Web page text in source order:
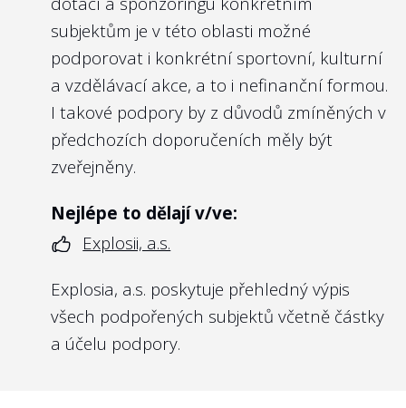
https://platy.hlidacstatu.cz/urednici/detail/
Dovolíme si i příklad z Německa, kde se
státní firmy řídí i kodexemPublic Corporate
Governance Kodex des Bundes(viz kapitola
7). Zde příkladzveřejnění odměn u
představenstva a dozorčí rady Deutsche
Bahn
na dobu určitou?
Doporučení:
Management se smlouvami na dobu
subjektům je v této oblasti možné
podporovat i konkrétní sportovní, kulturní
a vzdělávací akce, a to i nefinanční formou.
I takové podpory by z důvodů zmíněných v
předchozích doporučeních měly být
zveřejněny.
Nejlépe to dělají v/ve:
Explosii, a.s.
Explosia, a.s. poskytuje přehledný výpis
všech podpořených subjektů včetně částky
a účelu podpory.